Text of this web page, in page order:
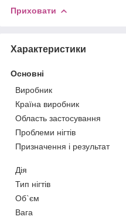
Приховати
Характеристики
Основні
Виробник
Країна виробник
Область застосування
Проблеми нігтів
Призначення і результат
Дія
Тип нігтів
Об`єм
Вага